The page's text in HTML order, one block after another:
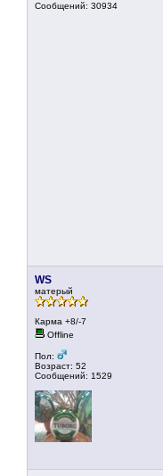
Сообщений: 30934
WS
матерый
Карма +8/-7
Offline
Пол:
Возраст: 52
Сообщений: 1529